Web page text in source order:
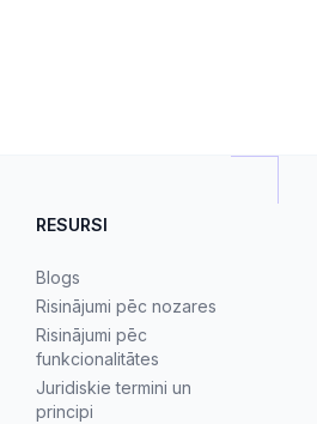
RESURSI
Blogs
Risinājumi pēc nozares
Risinājumi pēc
funkcionalitātes
Juridiskie termini un
principi